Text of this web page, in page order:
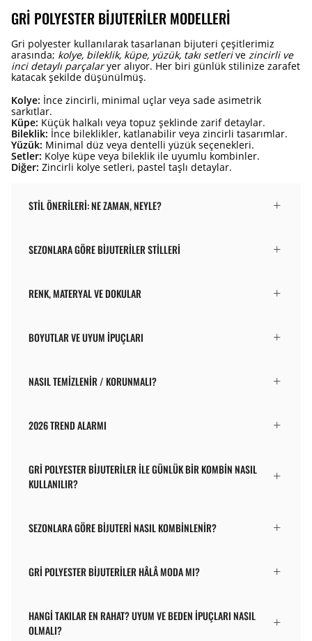
GRI POLYESTER BIJUTERILER MODELLERI
Gri polyester kullanılarak tasarlanan bijuteri çeşitlerimiz
arasında; kolye, bileklik, küpe, yüzük, takı setlerive zincirli ve
inci detaylı parçalaryer alıyor. Her biri günlük stilinize zarafet
katacak şekilde düşünülmüş.
Kolye: İnce zincirli, minimal uçlar veya sade asimetrik
sarkıtlar.
Küpe: Küçük halkalı veya topuz şeklinde zarif detaylar.
Bileklik: İnce bileklikler, katlanabilir veya zincirli tasarımlar.
Yüzük: Minimal düz veya dentelli yüzük seçenekleri.
Setler: Kolye küpe veya bileklik ile uyumlu kombinler.
Diğer: Zincirli kolye setleri, pastel taşlı detaylar.
STIL ÖNERILERI: NE ZAMAN, NEYLE?
SEZONLARA GÖRE BIJUTERILER STILLERI
RENK, MATERYAL VE DOKULAR
BOYUTLAR VE UYUM İPUÇLARI
NASIL TEMIZLENIR / KORUNMALI?
2026 TREND ALARMI
GRI POLYESTER BIJUTERILER ILE GÜNLÜK BIR KOMBIN NASIL
KULLANILIR?
SEZONLARA GÖRE BIJUTERI NASIL KOMBINLENIR?
GRI POLYESTER BIJUTERILER HÂLÂ MODA MI?
HANGI TAKILAR EN RAHAT? UYUM VE BEDEN IPUÇLARI NASIL
OLMALI?